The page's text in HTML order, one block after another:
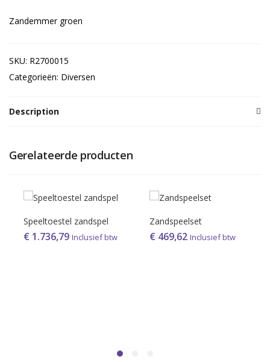
Zandemmer groen
SKU: R2700015
Categorieën: Diversen
Description
Gerelateerde producten
Speeltoestel zandspel
€ 1.736,79 Inclusief btw
Zandspeelset
€ 469,62 Inclusief btw